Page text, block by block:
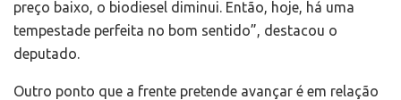
preço baixo, o biodiesel diminui. Então, hoje, há uma
tempestade perfeita no bom sentido”, destacou o
deputado.
Outro ponto que a frente pretende avançar é em relação